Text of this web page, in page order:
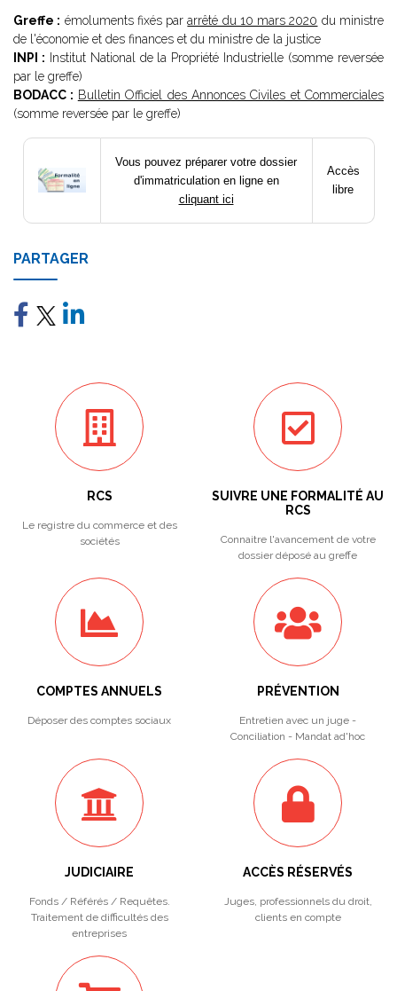
Greffe : émoluments fixés pararrêté du 10 mars 2020 du ministre
de l'économie et des finances et du ministre de la justice
INPI : Institut National de la Propriété Industrielle (somme reversée
par le greffe)
BODACC : Bulletin Officiel des Annonces Civiles et Commerciales
(somme reversée par le greffe)
Vous pouvez préparer votre dossier
d'immatriculation en ligne en
cliquant ici
Accès
libre
PARTAGER
RCS
Le registre du commerce et des
sociétés
SUIVRE UNE FORMALITÉ AU
RCS
Connaitre l'avancement de votre
dossier déposé au greffe
COMPTES ANNUELS
Déposer des comptes sociaux
PRÉVENTION
Entretien avec un juge -
Conciliation - Mandat ad'hoc
JUDICIAIRE
Fonds / Référés / Requêtes.
Traitement de difficultés des
entreprises
ACCÈS RÉSERVÉS
Juges, professionnels du droit,
clients en compte